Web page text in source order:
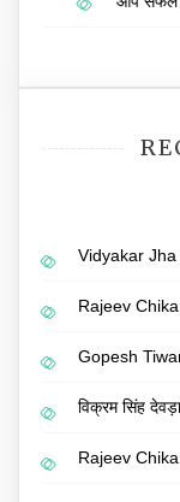
Vidyakar Jha
Rajeev
Gopesh
विक्रम सिंह देवड़ा
Rajeev